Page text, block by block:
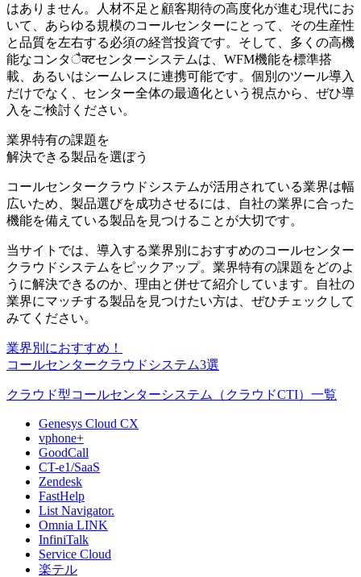
はありません。人材不足と顧客期待の高度化が進む現代にお
いて、 あらゆる規模のコールセンターにとって、その生産性
と品質を左右する必須の経営投資です。そして、多くの高機
能なコンタैक्टセンターシステムは、WFM機能を標準搭
載、あるいはシームレスに連携可能です。個別のツール導入
だけでなく、センター全体の最適化という視点から、ぜひ導
入をご検討ください。
業界特有の課題を
解決できる製品を選ぼう
コールセンタークラウドシステムが活用されている業界は幅
広いため、製品選びを成功させるには、
自社の業界に合った
機能を備えている製品を見つけることが大切です。
当サイトでは、導入する業界別におすすめのコールセンター
クラウドシステムをピックアップ。 業界特有の課題をどのよ
うに解決できるのか、理由と併せて紹介 しています。自社の
業界にマッチする製品を見つけたい方は、ぜひチェックして
みてください。
業界別におすすめ！
コールセンタークラウドシステム3選
クラウド型コールセンターシステム（クラウドCTI）一覧
Genesys Cloud CX
vphone+
GoodCall
CT-e1/SaaS
Zendesk
FastHelp
List Navigator.
Omnia LINK
InfiniTalk
Service Cloud
楽テル